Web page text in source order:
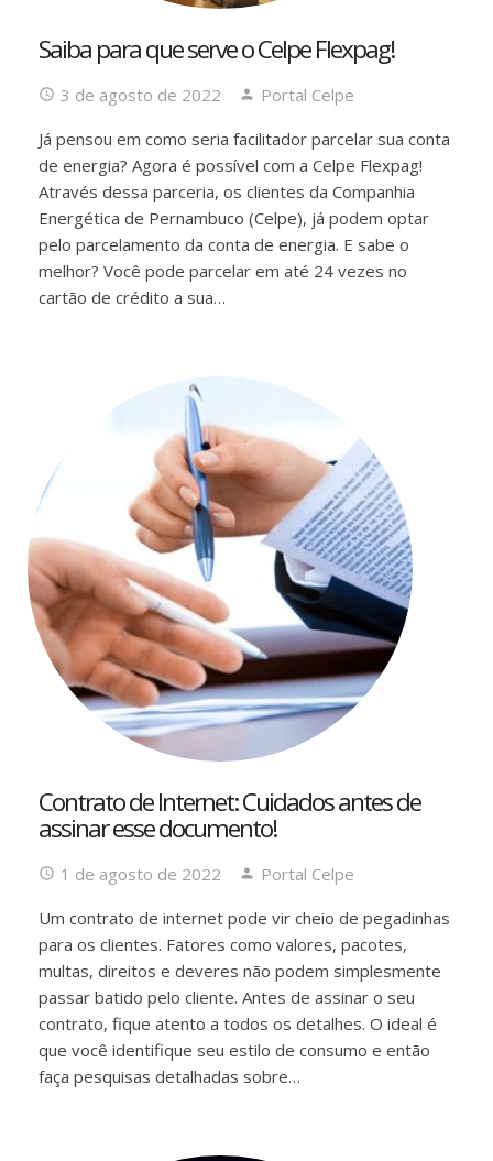
Saiba para que serve o Celpe Flexpag!
3 de agosto de 2022
Portal Celpe
Já pensou em como seria facilitador parcelar sua conta
de energia? Agora é possível com a Celpe Flexpag!
Através dessa parceria, os clientes da Companhia
Energética de Pernambuco (Celpe), já podem optar
pelo parcelamento da conta de energia. E sabe o
melhor? Você pode parcelar em até 24 vezes no
cartão de crédito a sua…
Contrato de Internet: Cuidados antes de
assinar esse documento!
1 de agosto de 2022
Portal Celpe
Um contrato de internet pode vir cheio de pegadinhas
para os clientes. Fatores como valores, pacotes,
multas, direitos e deveres não podem simplesmente
passar batido pelo cliente. Antes de assinar o seu
contrato, fique atento a todos os detalhes. O ideal é
que você identifique seu estilo de consumo e então
faça pesquisas detalhadas sobre…